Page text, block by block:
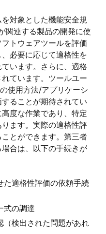
対象とした機能安全規
関連する製品の開発に使
トウェアツールを評価
必要に応じて適格性を
います。さらに、適格
ています。ツールユー
使用方法/アプリケーシ
ることが期待されてい
度な作業であり、特定
ます。実際の適格性評
とができます。第三者
合は、以下の手続きが
た適格性評価の依頼手続
式の調達
（検出された問題があれ